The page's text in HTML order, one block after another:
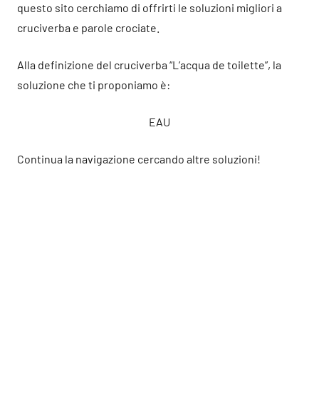
questo sito cerchiamo di offrirti le soluzioni migliori a
cruciverba e parole crociate.
Alla definizione del cruciverba “L’acqua de toilette”, la
soluzione che ti proponiamo è:
EAU
Continua la navigazione cercando altre soluzioni!